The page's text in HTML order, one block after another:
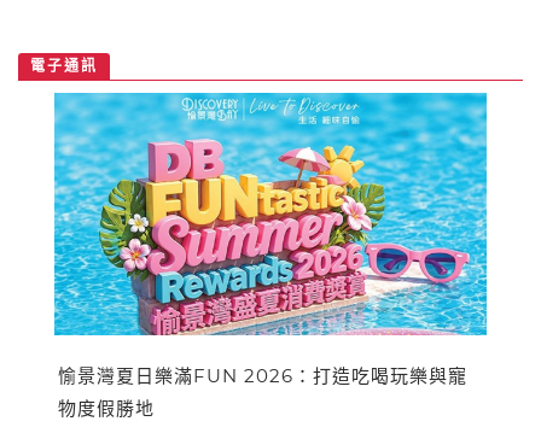
電子通訊
愉景灣夏日樂滿FUN 2026：打造吃喝玩樂與寵
物度假勝地